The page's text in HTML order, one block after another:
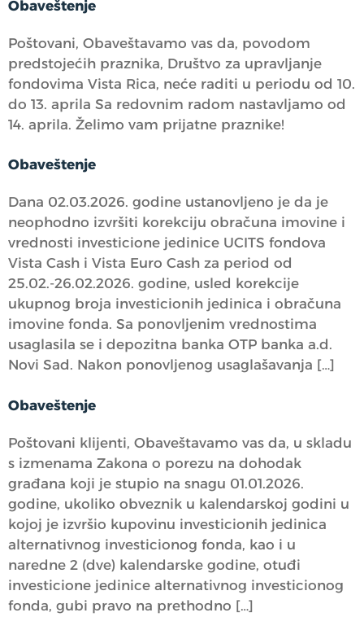
Obaveštenje
Poštovani, Obaveštavamo vas da, povodom
predstojećih praznika, Društvo za upravljanje
fondovima Vista Rica, neće raditi u periodu od 10.
do 13. aprila Sa redovnim radom nastavljamo od
14. aprila. Želimo vam prijatne praznike!
Obaveštenje
Dana 02.03.2026. godine ustanovljeno je da je
neophodno izvršiti korekciju obračuna imovine i
vrednosti investicione jedinice UCITS fondova
Vista Cash i Vista Euro Cash za period od
25.02.-26.02.2026. godine, usled korekcije
ukupnog broja investicionih jedinica i obračuna
imovine fonda. Sa ponovljenim vrednostima
usaglasila se i depozitna banka OTP banka a.d.
Novi Sad. Nakon ponovljenog usaglašavanja […]
Obaveštenje
Poštovani klijenti, Obaveštavamo vas da, u skladu
s izmenama Zakona o porezu na dohodak
građana koji je stupio na snagu 01.01.2026.
godine, ukoliko obveznik u kalendarskoj godini u
kojoj je izvršio kupovinu investicionih jedinica
alternativnog investicionog fonda, kao i u
naredne 2 (dve) kalendarske godine, otuđi
investicione jedinice alternativnog investicionog
fonda, gubi pravo na prethodno […]